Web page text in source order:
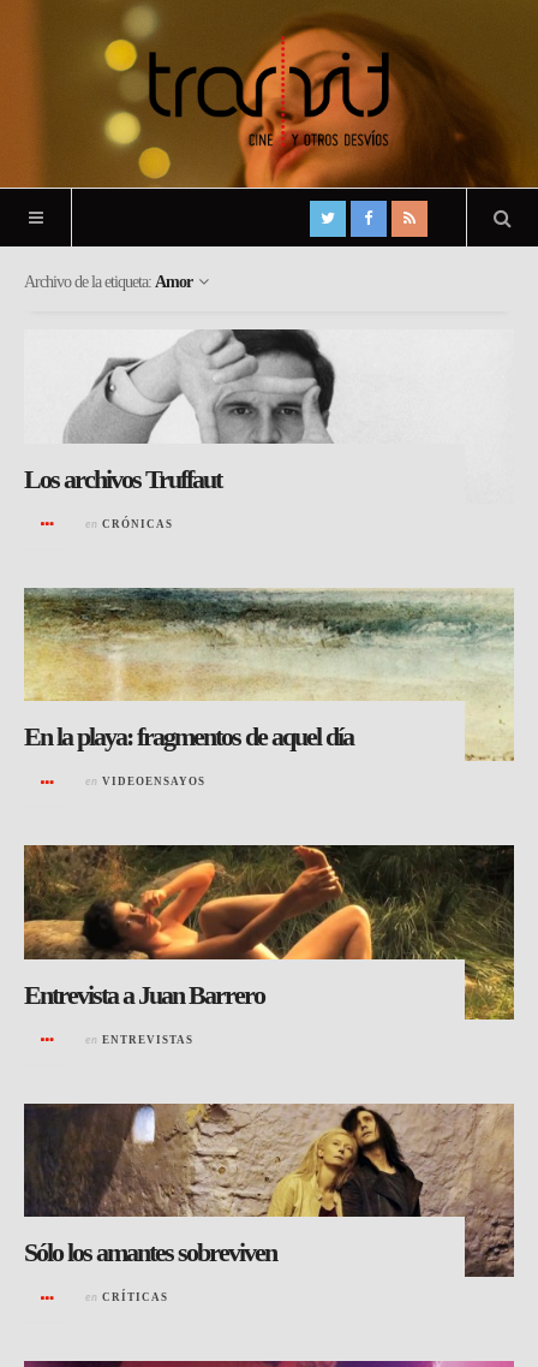
Archivo de la etiqueta: Amor
Los archivos Truffaut
en CRÓNICAS
En la playa: fragmentos de aquel día
en VIDEOENSAYOS
Entrevista a Juan Barrero
en ENTREVISTAS
Sólo los amantes sobreviven
en CRÍTICAS